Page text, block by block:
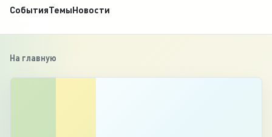
СобытияТемыНовости
На главную
‹